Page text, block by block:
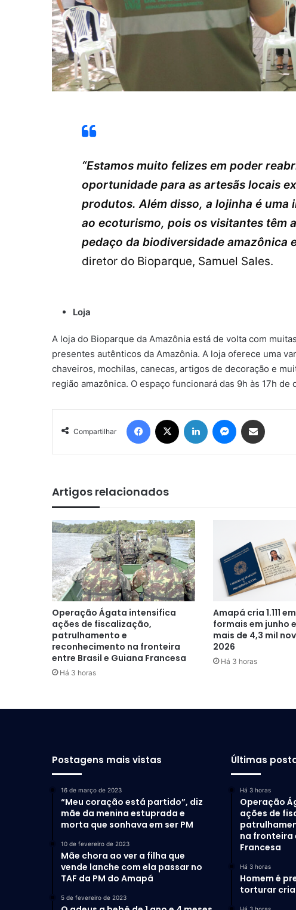
“Estamos muito felizes em poder
oportunidade para as artesãs locais
produtos. Além disso, a lojinha é
ao ecoturismo, pois os visitantes têm
pedaço da biodiversidade amazônica
diretor do Bioparque, Samuel Sales.
Loja
A loja do Bioparque da Amazônia está de volta com
presentes autênticos da Amazônia. A loja oferece uma
chaveiros, mochilas, canecas, artigos de decoração e
região amazônica. O espaço funcionará das 9h às 17h
Compartilhar
Facebook Linkedin Messenger
Artigos relacionados
Operação Ágata intensifica
ações de fiscalização,
patrulhamento e
reconhecimento na fronteira
entre Brasil e Guiana Francesa
Há 3 horas
Amapá cria 1.111
formais em junho
mais de 4,3 mil
2026
Há 3 horas
Postagens mais vistas
16 de março de 2023
“Meu coração está partido”, diz
mãe da menina estuprada e
morta que sonhava em ser PM
10 de fevereiro de 2023
Mãe chora ao ver a filha que
vende lanche com ela passar no
TAF da PM do Amapá
5 de fevereiro de 2023
Últimas
Há 3 horas
Operação
ações de
na fronteira
Francesa
Há 3 horas
Homem é
torturar